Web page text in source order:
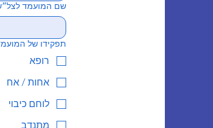
שם המועמד
תפקידו של
רופא
אחות / אח
לוחם כיבוי
מתנדב